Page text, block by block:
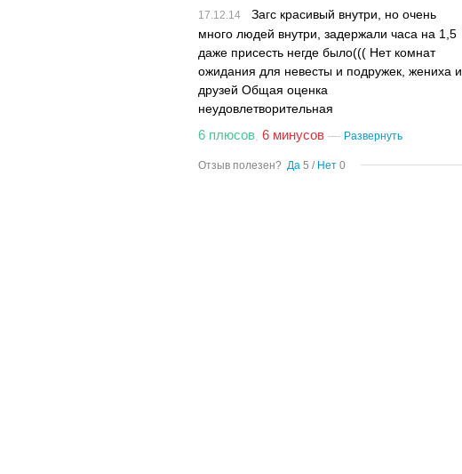
Загс красивый внутри, но очень
много людей внутри, задержали часа на 1,5
даже присесть негде было((( Нет комнат
ожидания для невесты и подружек, жениха и
друзей Общая оценка
неудовлетворительная
6 плюсов 6 минусов — Развернуть
Отзыв полезен? Да 5 / Нет 0